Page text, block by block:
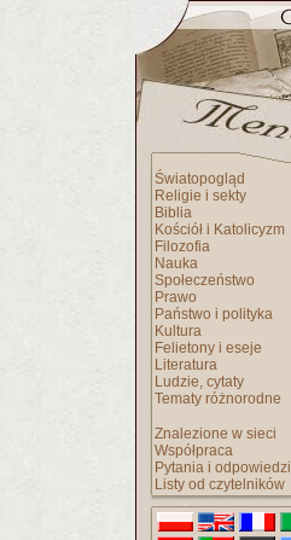
Światopogląd
Religie i sekty
Biblia
Kościół i Katolicyzm
Filozofia
Nauka
Społeczeństwo
Prawo
Państwo i polityka
Kultura
Felietony i eseje
Literatura
Ludzie, cytaty
Tematy różnorodne
Znalezione w sieci
Współpraca
Pytania i odpowiedzi
Listy od czytelników